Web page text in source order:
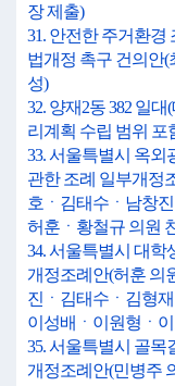
장 제출)
31. 안전한 주거환경
법개정 촉구 건의안(
성)
32. 양재2동 382 일대
리계획 수립 범위 포
33. 서울특별시 옥외
관한 조례 일부개정
호ㆍ김태수ㆍ남창
허훈ㆍ황철규 의원
34. 서울특별시 대학
개정조례안(허훈 의
진ㆍ김태수ㆍ김형
이성배ㆍ이원형ㆍ
35. 서울특별시 골목
개정조례안(민병주